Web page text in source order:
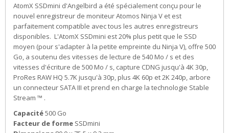
AtomX SSDmini d'Angelbird a été spécialement conçu pour le
nouvel enregistreur de moniteur Atomos Ninja V et est
parfaitement compatible avec tous les autres enregistreurs
disponibles. L'AtomX SSDmini est 20% plus petit que le SSD
moyen (pour s'adapter à la petite empreinte du Ninja V), offre 500
Go, a soutenu des vitesses de lecture de 540 Mo / s et des
vitesses d'écriture de 500 Mo / s, capture CDNG jusqu'à 4K 30p,
ProRes RAW HQ 5.7K jusqu'à 30p, plus 4K 60p et 2K 240p, arbore
un connecteur SATA III et prend en charge la technologie Stable
Stream ™ .
Capacité500 Go
Facteur de forme SSDmini